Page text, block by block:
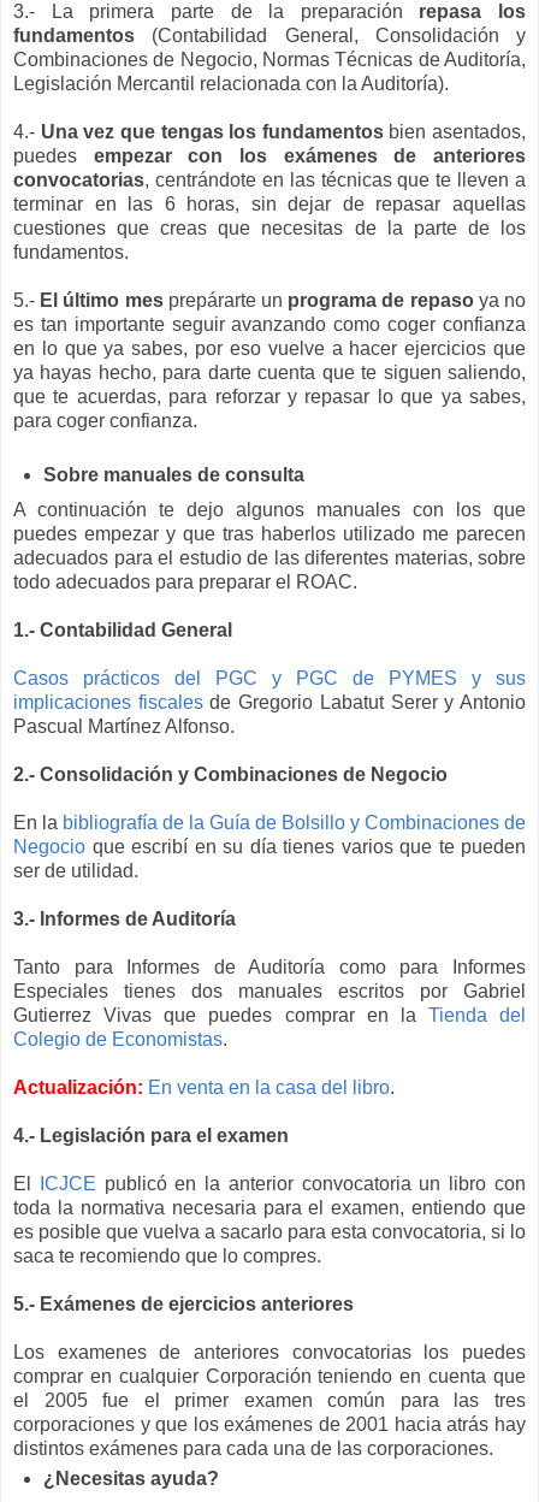
3.- La primera parte de la preparación repasa los
fundamentos (Contabilidad General, Consolidación y
Combinaciones de Negocio, Normas Técnicas de Auditoría,
Legislación Mercantil relacionada con la Auditoría).
4.- Una vez que tengas los fundamentosbien asentados,
puedes empezar con los exámenes de anteriores
convocatorias, centrándote en las técnicas que te lleven a
terminar en las 6 horas, sin dejar de repasar aquellas
cuestiones que creas que necesitas de la parte de los
fundamentos.
5.- El último mesprepárarte un programa de repasoya no
es tan importante seguir avanzando como coger confianza
en lo que ya sabes, por eso vuelve a hacer ejercicios que
ya hayas hecho, para darte cuenta que te siguen saliendo,
que te acuerdas, para reforzar y repasar lo que ya sabes,
para coger confianza.
Sobre manuales de consulta
A continuación te dejo algunos manuales con los que
puedes empezar y que tras haberlos utilizado me parecen
adecuados para el estudio de las diferentes materias, sobre
todo adecuados para preparar el ROAC.
1.- Contabilidad General
Casos prácticos del PGC y PGC de PYMES y sus
implicaciones fiscalesde Gregorio Labatut Serer y Antonio
Pascual Martínez Alfonso.
2.- Consolidación y Combinaciones de Negocio
En la bibliografía de la Guía de Bolsillo y Combinaciones de
Negocio que escribí en su día tienes varios que te pueden
ser de utilidad.
3.- Informes de Auditoría
Tanto para Informes de Auditoría como para Informes
Especiales tienes dos manuales escritos por Gabriel
Gutierrez Vivas que puedes comprar en la Tienda del
Colegio de Economistas.
Actualización: En venta en la casa del libro.
4.- Legislación para el examen
El ICJCE publicó en la anterior convocatoria un libro con
toda la normativa necesaria para el examen, entiendo que
es posible que vuelva a sacarlo para esta convocatoria, si lo
saca te recomiendo que lo compres.
5.- Exámenes de ejercicios anteriores
Los examenes de anteriores convocatorias los puedes
comprar en cualquier Corporación teniendo en cuenta que
el 2005 fue el primer examen común para las tres
corporaciones y que los exámenes de 2001 hacia atrás hay
distintos exámenes para cada una de las corporaciones.
¿Necesitas ayuda?